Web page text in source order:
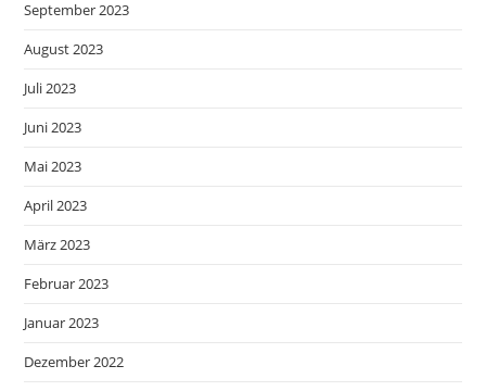
September 2023
August 2023
Juli 2023
Juni 2023
Mai 2023
April 2023
März 2023
Februar 2023
Januar 2023
Dezember 2022